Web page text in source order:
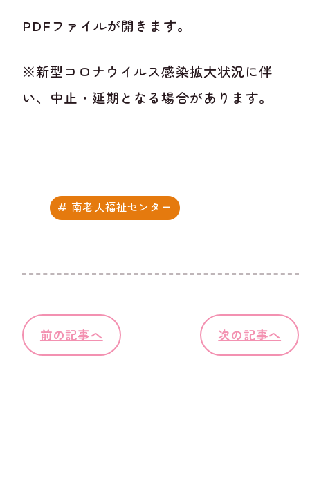
PDFファイルが開きます。
※新型コロナウイルス感染拡大状況に伴
い、中止・延期となる場合があります。
南老人福祉センター
前の記事へ 次の記事へ